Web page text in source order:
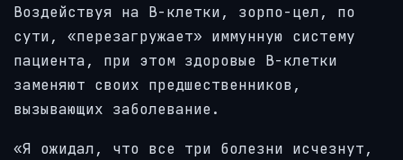
Воздействуя на B-клетки, зорпо-цел, по
сути, «перезагружает» иммунную систему
пациента, при этом здоровые B-клетки
заменяют своих предшественников,
вызывающих заболевание.
«Я ожидал, что все три болезни исчезнут,